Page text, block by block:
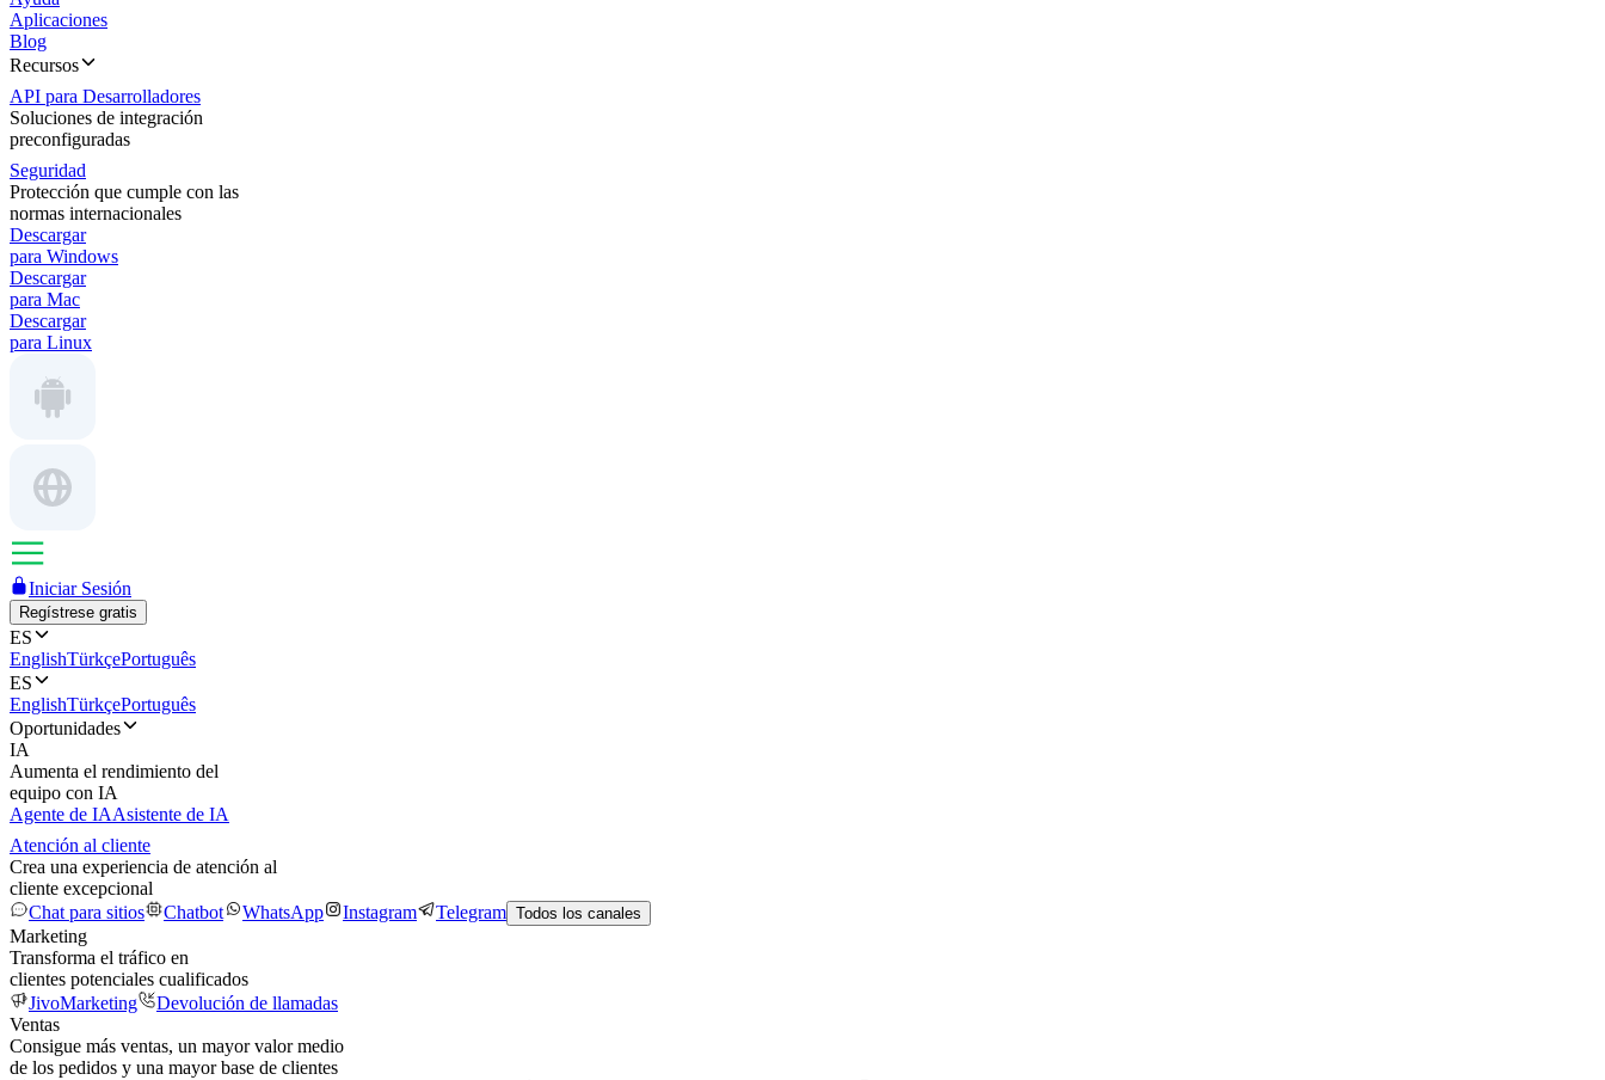
Aplicaciones
Blog
Recursos
API para Desarrolladores
Soluciones de integración
preconfiguradas
Seguridad
Protección que cumple con las
normas internacionales
Descargar
para Windows
Descargar
para Mac
Descargar
para Linux
Iniciar Sesión
Regístrese gratis
ES
EnglishTürkçePortuguês
ES
EnglishTürkçePortuguês
Oportunidades
IA
Aumenta el rendimiento del
equipo con IA
Agente de IAAsistente de IA
Atención al cliente
Crea una experiencia de atención al
cliente excepcional
Chat para sitios
Chatbot WhatsApp Instagram Telegram Todos los canales
Marketing
Transforma el tráfico en
clientes potenciales cualificados
JivoMarketing
Devolución de llamadas
Ventas
Consigue más ventas, un mayor valor medio
de los pedidos y una mayor base de clientes